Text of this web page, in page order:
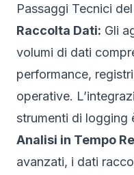
Passaggi Tecnici
Raccolta Dati: Gli
volumi di dati
performance,
operative.
strumenti di logging
Analisi in Tempo
avanzati, i dati